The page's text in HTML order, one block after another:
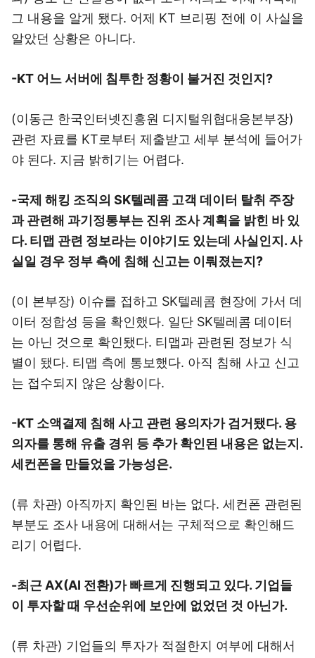
그 내용을 알게 됐다. 어제 KT 브리핑 전에 이 사실을
알았던 상황은 아니다.
-KT 어느 서버에 침투한 정황이 불거진 것인지?
(이동근 한국인터넷진흥원 디지털위협대응본부장)
관련 자료를 KT로부터 제출받고 세부 분석에 들어가
야 된다. 지금 밝히기는 어렵다.
-국제 해킹 조직의 SK텔레콤 고객 데이터 탈취 주장
과 관련해 과기정통부는 진위 조사 계획을 밝힌 바 있
다. 티맵 관련 정보라는 이야기도 있는데 사실인지. 사
실일 경우 정부 측에 침해 신고는 이뤄졌는지?
(이 본부장) 이슈를 접하고 SK텔레콤 현장에 가서 데
이터 정합성 등을 확인했다. 일단 SK텔레콤 데이터
는 아닌 것으로 확인됐다. 티맵과 관련된 정보가 식
별이 됐다. 티맵 측에 통보했다. 아직 침해 사고 신고
는 접수되지 않은 상황이다.
-KT 소액결제 침해 사고 관련 용의자가 검거됐다. 용
의자를 통해 유출 경위 등 추가 확인된 내용은 없는지.
세컨폰을 만들었을 가능성은.
(류 차관) 아직까지 확인된 바는 없다. 세컨폰 관련된
부분도 조사 내용에 대해서는 구체적으로 확인해드
리기 어렵다.
-최근 AX(AI 전환)가 빠르게 진행되고 있다. 기업들
이 투자할 때 우선순위에 보안에 없었던 것 아닌가.
(류 차관) 기업들의 투자가 적절한지 여부에 대해서